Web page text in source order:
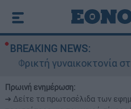
BREAKING NEWS:
Φρικτή γυναικοκτονία
Πρωινή ενημέρωση:
➔ Δείτε τα πρωτοσέλιδα των